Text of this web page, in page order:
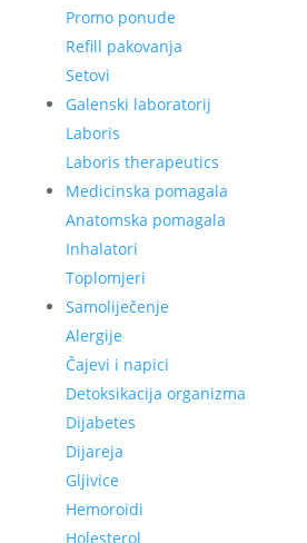
Promo ponude
Refill pakovanja
Setovi
Galenski laboratorij
Laboris
Laboris therapeutics
Medicinska pomagala
Anatomska pomagala
Inhalatori
Toplomjeri
Samoliječenje
Alergije
Čajevi i napici
Detoksikacija organizma
Dijabetes
Dijareja
Gljivice
Hemoroidi
Holesterol